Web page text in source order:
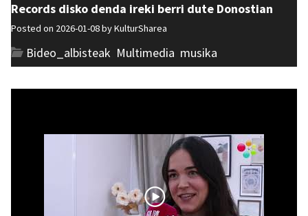
Records disko denda ireki berri dute Donostian
Posted on 2026-01-08 byKulturSharea
Bideo_albisteak Multimedia musika